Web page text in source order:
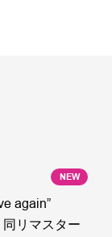
NEW
again”
リマスター